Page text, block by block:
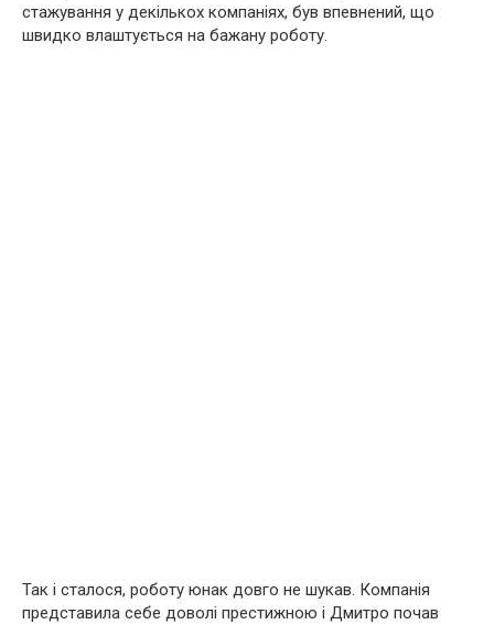
стажування у декількох компаніях, був впевнений, що
швидко влаштується на бажану роботу.
Так і сталося, роботу юнак довго не шукав. Компанія
представила себе доволі престижною і Дмитро почав